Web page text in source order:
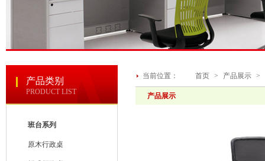
产品类别
PRODUCT LIST
班台系列
原木行政桌
当前位置： 首页 > 产品展示 >
产品展示